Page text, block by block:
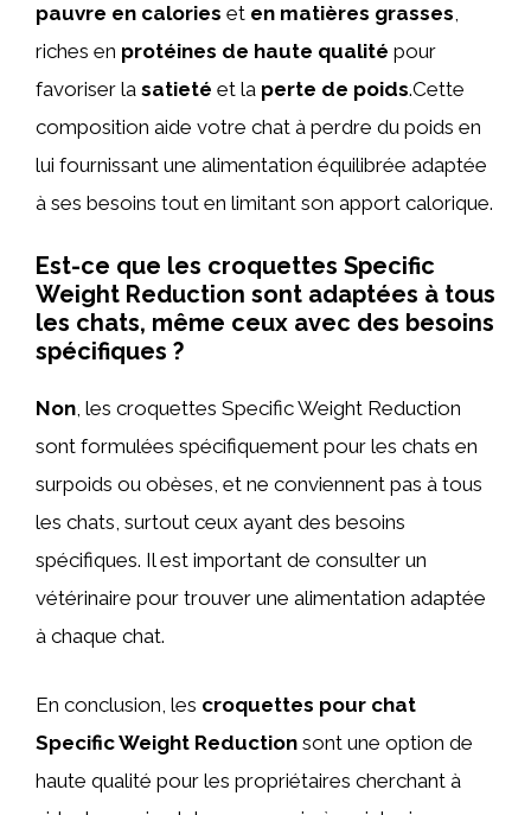
pauvre en calories et en matières grasses
riches en protéines de haute qualité pour
favoriser la satieté et la perte de poids.Cette
composition aide votre chat à perdre du poids en
lui fournissant une alimentation équilibrée adaptée
à ses besoins tout en limitant son apport calorique.
Est-ce que les croquettes Specific
Weight Reduction sont adaptées à tous
les chats, même ceux avec des besoins
spécifiques ?
Non, les croquettes Specific Weight Reduction
sont formulées spécifiquement pour les chats en
surpoids ou obèses, et ne conviennent pas à tous
les chats, surtout ceux ayant des besoins
spécifiques. Il est important de consulter un
vétérinaire pour trouver une alimentation adaptée
à chaque chat.
En conclusion, les croquettes pour chat
Specific Weight Reduction sont une option de
haute qualité pour les propriétaires cherchant à